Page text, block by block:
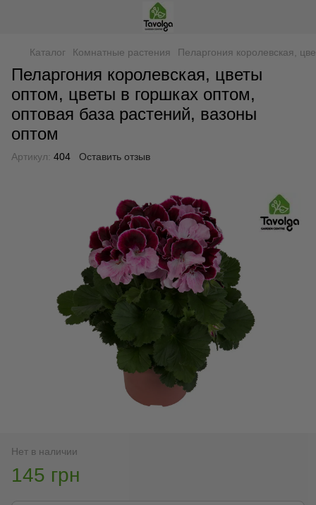
Каталог Комнатные растения Пеларгония королевская,
Пеларгония королевская, цветы
оптом, цветы в горшках оптом,
оптовая база растений, вазоны
оптом
Артикул: 404 Оставить отзыв
Нет в наличии
145 грн